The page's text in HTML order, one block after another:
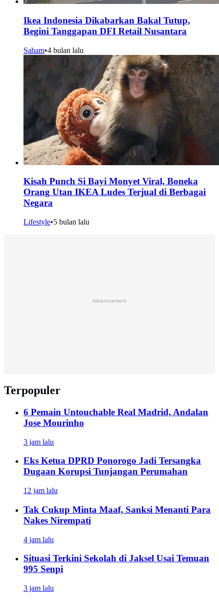
Ikea Indonesia Dikabarkan Bakal Tutup,
Begini Tanggapan DFI Retail Nusantara
Saham•4 bulan lalu
Kisah Punch Si Bayi Monyet Viral, Boneka
Orang Utan IKEA Ludes Terjual di Berbagai
Negara
Lifestyle•5 bulan lalu
Advertisement
Terpopuler
6 Pemain Untouchable Real Madrid, Andalan
Jose Mourinho
3 jam lalu
Eks Ketua DPRD Ponorogo Jadi Tersangka
Dugaan Korupsi Tunjangan Perumahan
12 jam lalu
Tak Cukup Minta Maaf, Sanksi Menanti Para
Nakes Nirempati
4 jam lalu
Situasi Terkini Sekolah di Jaksel Usai Temuan
995 Senpi
3 jam lalu